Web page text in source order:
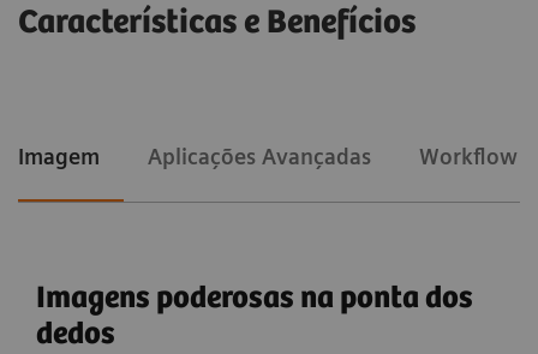
Características e Benefícios
Imagem Aplicações Avançadas Workflow
Imagens poderosas na ponta dos
dedos